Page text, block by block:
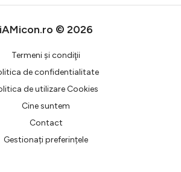
cont
iAMicon.ro © 2026
Termeni şi condiţii
de confidentialitate
de utilizare Cookies
Cine suntem
Contact
Gestionați preferințele